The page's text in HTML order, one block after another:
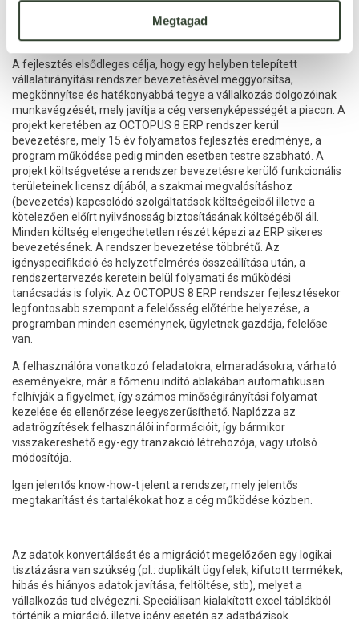
Megtagad
A fejlesztés elsődleges célja, hogy egy helyben telepített
vállalatirányítási rendszer bevezetésével meggyorsítsa,
megkönnyítse és hatékonyabbá tegye a vállalkozás dolgozóinak
munkavégzését, mely javítja a cég versenyképességét a piacon. A
projekt keretében az OCTOPUS 8 ERP rendszer kerül
bevezetésre, mely 15 év folyamatos fejlesztés eredménye, a
program működése pedig minden esetben testre szabható. A
projekt költségvetése a rendszer bevezetésre kerülő funkcionális
területeinek licensz díjából, a szakmai megvalósításhoz
(bevezetés) kapcsolódó szolgáltatások költségeiből illetve a
kötelezően előírt nyilvánosság biztosításának költségéből áll.
Minden költség elengedhetetlen részét képezi az ERP sikeres
bevezetésének. A rendszer bevezetése többrétű. Az
igényspecifikáció és helyzetfelmérés összeállítása után, a
rendszertervezés keretein belül folyamati és működési
tanácsadás is folyik. Az OCTOPUS 8 ERP rendszer fejlesztésekor
legfontosabb szempont a felelősség előtérbe helyezése, a
programban minden eseménynek, ügyletnek gazdája, felelőse
van.
A felhasználóra vonatkozó feladatokra, elmaradásokra, várható
eseményekre, már a főmenü indító ablakában automatikusan
felhívják a figyelmet, így számos minőségirányítási folyamat
kezelése és ellenőrzése leegyszerűsíthető. Naplózza az
adatrögzítések felhasználói információit, így bármikor
visszakereshető egy-egy tranzakció létrehozója, vagy utolsó
módosítója.
Igen jelentős know-how-t jelent a rendszer, mely jelentős
megtakarítást és tartalékokat hoz a cég működése közben.
Az adatok konvertálását és a migrációt megelőzően egy logikai
tisztázásra van szükség (pl.: duplikált ügyfelek, kifutott termékek,
hibás és hiányos adatok javítása, feltöltése, stb), melyet a
vállalkozás tud elvégezni. Speciálisan kialakított excel táblákból
történik a migráció, illetve igény esetén az adatbázisok